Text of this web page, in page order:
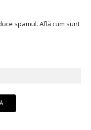
spamul. Află cum sunt